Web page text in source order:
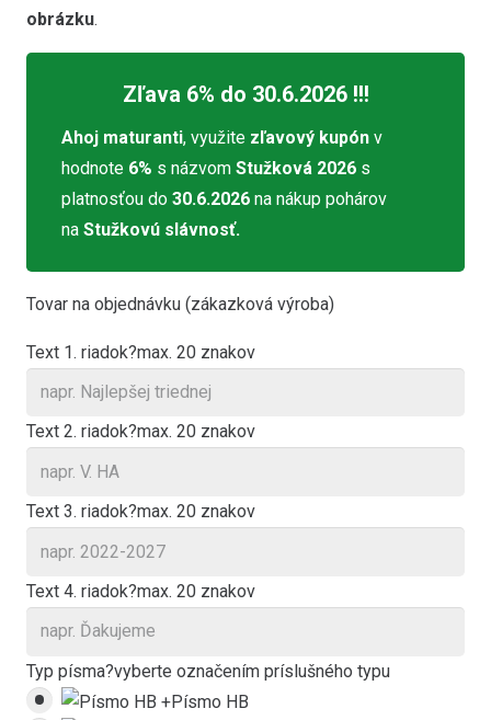
obrázku.
Zľava 6% do 30.6.2026 !!!
Ahoj maturanti, využite zľavový kupón v
hodnote 6% s názvom Stužková 2026 s
platnosťou do 30.6.2026 na nákup pohárov
na Stužkovú slávnosť.
Tovar na objednávku (zákazková výroba)
Text 1. riadok?max. 20 znakov
Text 2. riadok?max. 20 znakov
Text 3. riadok?max. 20 znakov
Text 4. riadok?max. 20 znakov
Typ písma?vyberte označením príslušného typu
+Písmo HB